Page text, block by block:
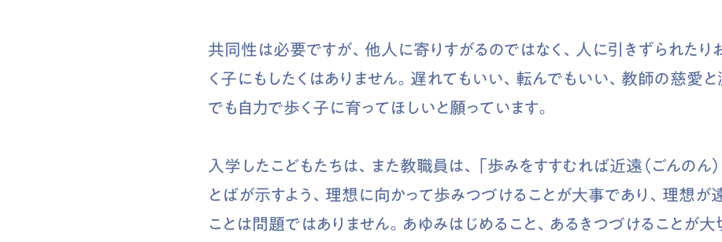
共同性は必要ですが、他人に寄りすがるのではなく、人に引きずられたり
く子にもしたくはありません。遅れてもいい、転んでもいい、教師の慈愛
でも自力で歩く子に育ってほしいと願っています。
入学したこどもたちは、また教職員は、「歩みをすすむれば近遠（ごんのん
とばが示すよう、理想に向かって歩みつづけることが大事であり、理想が
ことは問題ではありません。あゆみはじめること、あるきつづけることが